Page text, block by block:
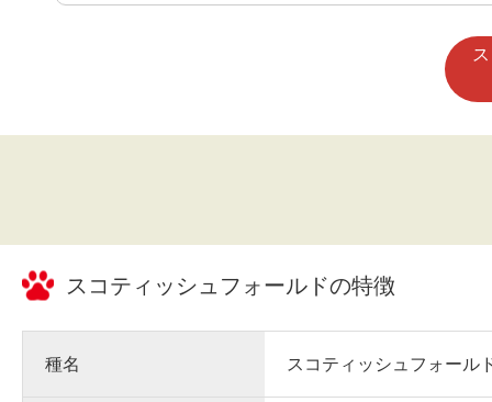
スコティッシュフォールドの特徴
種名 スコティッシュフォール